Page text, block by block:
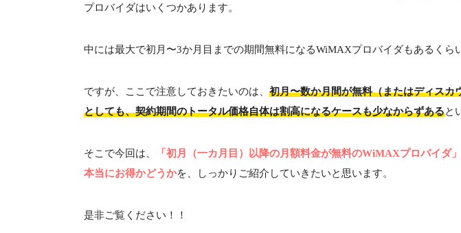
プロバイダはいくつかあります。
中には最大で初月〜3か月目までの期間無料になるWiMAXプロバイダもあるくら
ですが、ここで注意しておきたいのは、 初月〜数か月間が無料（またはディスカ
としても、契約期間のトータル価格自体は割高になるケースも少なからずあると
そこで今回は、
「初月（一カ月目）以降の月額料金が無料のWiMAXプロバイダ
本当にお得かどうかを、しっかりご紹介していきたいと思います。
是非ご覧ください！！